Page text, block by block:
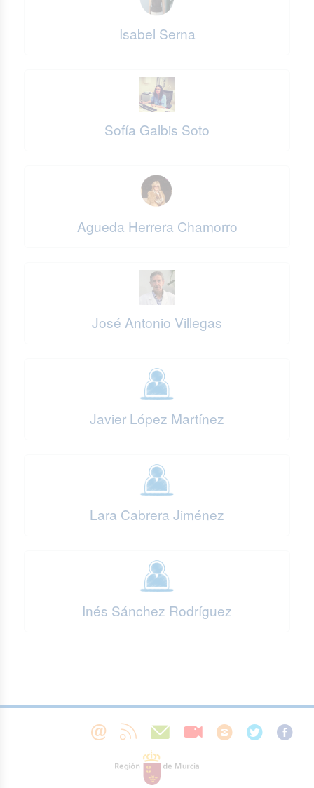
Isabel Serna
Sofía Galbis Soto
Agueda Herrera Chamorro
José Antonio Villegas
Javier López Martínez
Lara Cabrera Jiménez
Inés Sánchez Rodríguez